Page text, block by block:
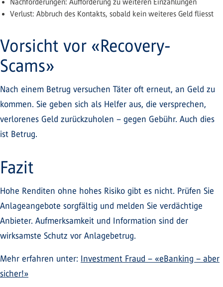
Nachforderungen: Aufforderung zu weiteren Einzahlungen
Verlust: Abbruch des Kontakts, sobald kein weiteres Geld fliesst
Vorsicht vor «Recovery-
Scams»
Nach einem Betrug versuchen Täter oft erneut, an Geld zu
kommen. Sie geben sich als Helfer aus, die versprechen,
verlorenes Geld zurückzuholen – gegen Gebühr. Auch dies
ist Betrug.
Fazit
Hohe Renditen ohne hohes Risiko gibt es nicht. Prüfen Sie
Anlageangebote sorgfältig und melden Sie verdächtige
Anbieter. Aufmerksamkeit und Information sind der
wirksamste Schutz vor Anlagebetrug.
Mehr erfahren unter: Investment Fraud – «eBanking – aber
sicher!»